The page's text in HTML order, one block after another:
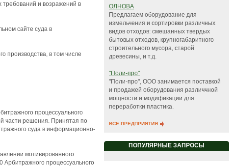
требований и возражений в
сайте суда в
производства, в том числе
процессуального
части решения. Принятая по
суда в информационно-
мотивированного
процессуального
ОЛНОВА
Предлагаем оборудование для
измельчения и сортировки различных
видов отходов: смешанных твердых
бытовых отходов, крупногабаритного
строительного мусора, старой
древесины, и т.д.
"Поли-про"
"Поли-про", ООО занимается поставкой
и продажей оборудования различчной
мощности и модификации для
переработки пластика.
ВСЕ ПРЕДПРИЯТИЯ
ПОПУЛЯРНЫЕ ЗАПРОСЫ